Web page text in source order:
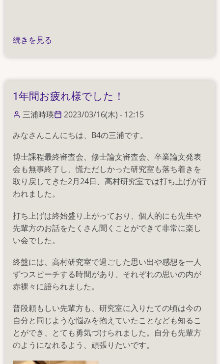
地
サ
イ
ン
ス
プ
リ
ン
グ
社
会
見
学
@
相
馬
の
続きを見る
1年間お疲れ様でした！
三浦時瑛
2023/03/16(木) - 12:15
みなさんこんにちは、B4の三浦です。
博士課程最終審査会、修士論文審査会、卒業論文発表
会も無事終了し、慌ただしかった研究室も落ち着きを
取り戻してきた2月24日、高村研究室では打ち上げが行
われました。
打ち上げは終始盛り上がっており、個人的にも先生や
先輩方のお話をたくさん聞くことができて非常に楽し
い会でした。
終盤には、高村研究室で過ごした思い出や感想を一人
ずつスピーチする時間があり、それぞれの思いの内が
赤裸々に語られました。
普段頼もしい先輩方も、研究室に入りたての頃は今の
自分と同じような悩みを抱えていたことなども知るこ
とができ、とても勇気づけられました。自分も先輩方
のようになれるよう、頑張りたいです。